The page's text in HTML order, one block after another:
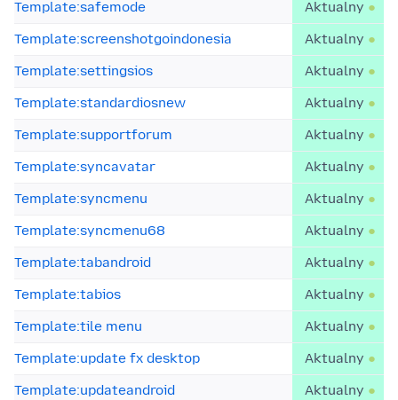
Template:safemode
Aktualny
Template:screenshotgoindonesia
Aktualny
Template:settingsios
Aktualny
Template:standardiosnew
Aktualny
Template:supportforum
Aktualny
Template:syncavatar
Aktualny
Template:syncmenu
Aktualny
Template:syncmenu68
Aktualny
Template:tabandroid
Aktualny
Template:tabios
Aktualny
Template:tile menu
Aktualny
Template:update fx desktop
Aktualny
Template:updateandroid
Aktualny